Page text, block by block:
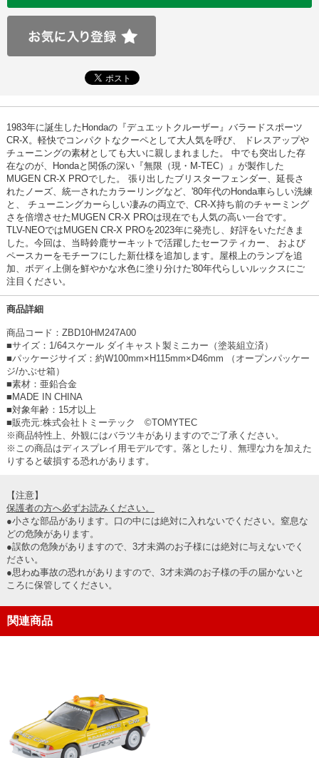
1983年に誕生したHondaの『デュエットクルーザー』バラードスポーツ
CR-X。軽快でコンパクトなクーペとして大人気を呼び、 ドレスアップや
チューニングの素材としても大いに親しまれました。 中でも突出した存
在なのが、Hondaと関係の深い『無限（現・M-TEC）』が製作した
MUGEN CR-X PROでした。 張り出したブリスターフェンダー、延長さ
れたノーズ、統一されたカラーリングなど、'80年代のHonda車らしい洗練
と、 チューニングカーらしい凄みの両立で、CR-X持ち前のチャーミング
さを倍増させたMUGEN CR-X PROは現在でも人気の高い一台です。
TLV-NEOではMUGEN CR-X PROを2023年に発売し、好評をいただきま
した。今回は、当時鈴鹿サーキットで活躍したセーフティカー、 および
ペースカーをモチーフにした新仕様を追加します。屋根上のランプを追
加、ボディ上側を鮮やかな水色に塗り分けた'80年代らしいルックスにご
注目ください。
商品詳細
商品コード：ZBD10HM247A00
■サイズ：1/64スケール ダイキャスト製ミニカー（塗装組立済）
■パッケージサイズ：約W100mm×H115mm×D46mm （オープンパッケー
ジ/かぶせ箱）
■素材：亜鉛合金
■MADE IN CHINA
■対象年齢：15才以上
■販売元:株式会社トミーテック ©TOMYTEC
※商品特性上、外観にはバラツキがありますのでご了承ください。
※この商品はディスプレイ用モデルです。落としたり、無理な力を加えた
りすると破損する恐れがあります。
【注意】
保護者の方へ必ずお読みください。
●小さな部品があります。口の中には絶対に入れないでください。窒息な
どの危険があります。
●誤飲の危険がありますので、3才未満のお子様には絶対に与えないでく
ださい。
●思わぬ事故の恐れがありますので、3才未満のお子様の手の届かないと
ころに保管してください。
関連商品